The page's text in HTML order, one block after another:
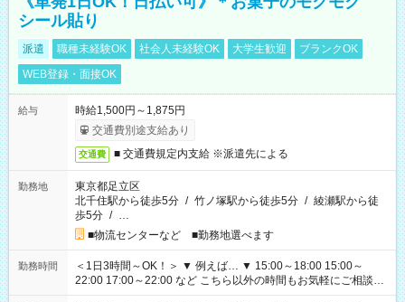
シール貼り
派遣 職種未経験OK 社会人未経験OK 大学生歓迎
ブランクOK
WEB登録・面接OK
給与
時給1,500円～1,875円
交通費別途支給あり
交通費 ■ 交通費規定内支給 ※派遣先による
勤務地
東京都足立区
北千住駅から徒歩5分 / 竹ノ塚駅から徒歩5分 / 綾瀬駅から徒
歩5分 / …
■物流センターなど ■勤務地選べます
勤務時間
＜1日3時間～OK！＞ ▼ 例えば… ▼ 15:00～18:00 15:00～
22:00 17:00～22:00 など こちら以外の時間もお気軽にご相談く
ださい！